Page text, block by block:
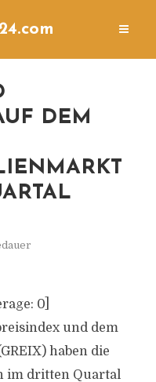
DEM
0]
und dem
haben die
im dritten Quartal